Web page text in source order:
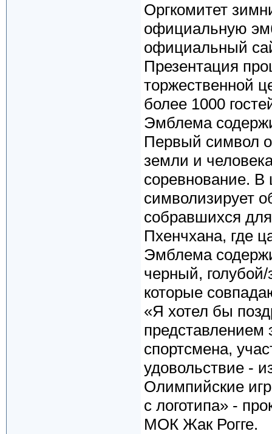
Оргкомитет
официальную
официальный
Презентация
торжественной
более 1000
Эмблема
Первый символ
земли и
соревнование.
символизирует
собравшихся
Пхенчхана, где
Эмблема
черный,
которые
«Я хотел бы
спортсмена,
удовольствие -
Олимпийские
с логотипа» -
МОК Жак Рогге.